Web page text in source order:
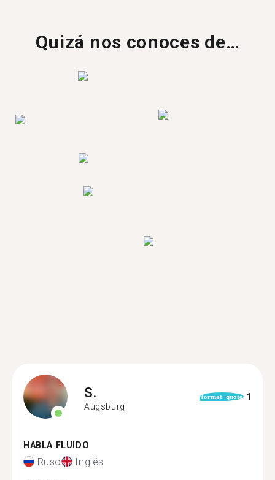
Quizá nos conoces de…
S.
Augsburg
format_quote 1
HABLA FLUIDO
Ruso Inglés